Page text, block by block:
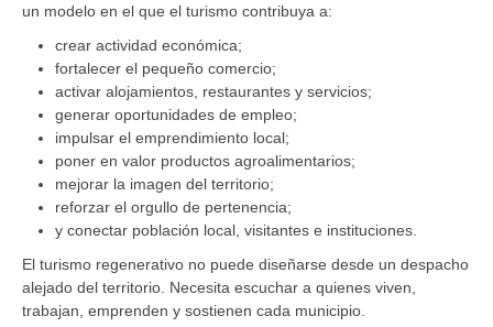
un modelo en el que el turismo contribuya a:
crear actividad económica;
fortalecer el pequeño comercio;
activar alojamientos, restaurantes y servicios;
generar oportunidades de empleo;
impulsar el emprendimiento local;
poner en valor productos agroalimentarios;
mejorar la imagen del territorio;
reforzar el orgullo de pertenencia;
y conectar población local, visitantes e instituciones.
El turismo regenerativo no puede diseñarse desde un despacho
alejado del territorio. Necesita escuchar a quienes viven,
trabajan, emprenden y sostienen cada municipio.